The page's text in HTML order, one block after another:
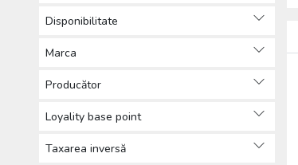
Tehnică de iIuminat (5982)
Produse de protecția muncii,
Scule (2270)
Disponibilitate
Marca
Producător
Loyality base point
Taxarea inversă